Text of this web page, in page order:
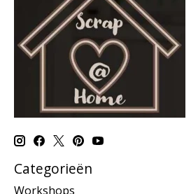
Categorieën
Workshops